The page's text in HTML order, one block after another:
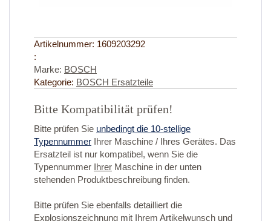
Artikelnummer: 1609203292
:
Marke: BOSCH
Kategorie: BOSCH Ersatzteile
Bitte Kompatibilität prüfen!
Bitte prüfen Sie unbedingt die 10-stellige
Typennummer Ihrer Maschine / Ihres Gerätes. Das
Ersatzteil ist nur kompatibel, wenn Sie die
Typennummer Ihrer Maschine in der unten
stehenden Produktbeschreibung finden.
Bitte prüfen Sie ebenfalls detailliert die
Explosionszeichnung mit Ihrem Artikelwunsch und